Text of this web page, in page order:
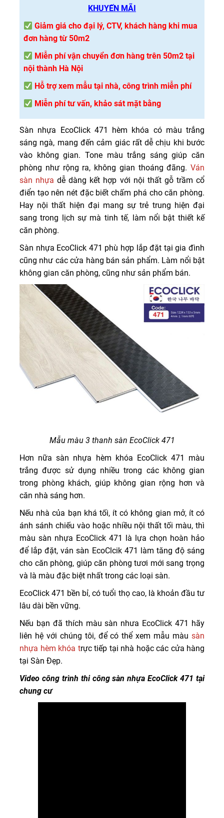
KHUYẾN MÃI
Giảm giá cho đại lý, CTV, khách hàng khi mua
đơn hàng từ 50m2
Miễn phí vận chuyển đơn hàng trên 50m2 tại
nội thành Hà Nội
Hỗ trợ xem mẫu tại nhà, công trình miễn phí
Miễn phí tư vấn, khảo sát mặt bằng
Sàn nhựa EcoClick 471 hèm khóa có màu trắng
sáng ngà, mang đến cảm giác rất dễ chịu khi bước
vào không gian. Tone màu trắng sáng giúp căn
phòng như rộng ra, không gian thoáng đãng. Ván
sàn nhựa dễ dàng kết hợp với nội thất gỗ trầm cổ
điển tạo nên nét đặc biết chấm phá cho căn phòng.
Hay nội thất hiện đại mang sự trẻ trung hiện đại
sang trong lịch sự mà tinh tế, làm nổi bật thiết kế
căn phòng.
Sàn nhựa EcoClick 471 phù hợp lắp đặt tại gia đình
cũng như các cửa hàng bán sản phẩm. Làm nổi bật
không gian căn phòng, cũng như sản phẩm bán.
Mẫu màu 3 thanh sàn EcoClick 471
Hơn nữa sàn nhựa hèm khóa EcoClick 471 màu
trắng được sử dụng nhiều trong các không gian
trong phòng khách, giúp không gian rộng hơn và
căn nhà sáng hơn.
Nếu nhà của bạn khá tối, ít có không gian mở, ít có
ánh sánh chiếu vào hoặc nhiều nội thất tối màu, thì
màu sàn nhựa EcoClick 471 là lựa chọn hoàn hảo
để lắp đặt, ván sàn EcoClcik 471 làm tăng độ sáng
cho căn phòng, giúp căn phòng tươi mới sang trọng
và là màu đặc biệt nhất trong các loại sàn.
EcoClick 471 bền bỉ, có tuổi thọ cao, là khoản đầu tư
lâu dài bền vững.
Nếu bạn đã thích màu sàn nhưa EcoClick 471 hãy
liên hệ với chúng tôi, để có thể xem mẫu màu sàn
nhựa hèm khóa trực tiếp tại nhà hoặc các cửa hàng
tại Sàn Đẹp.
Video công trình thi công sàn nhựa EcoClick 471 tại
chung cư